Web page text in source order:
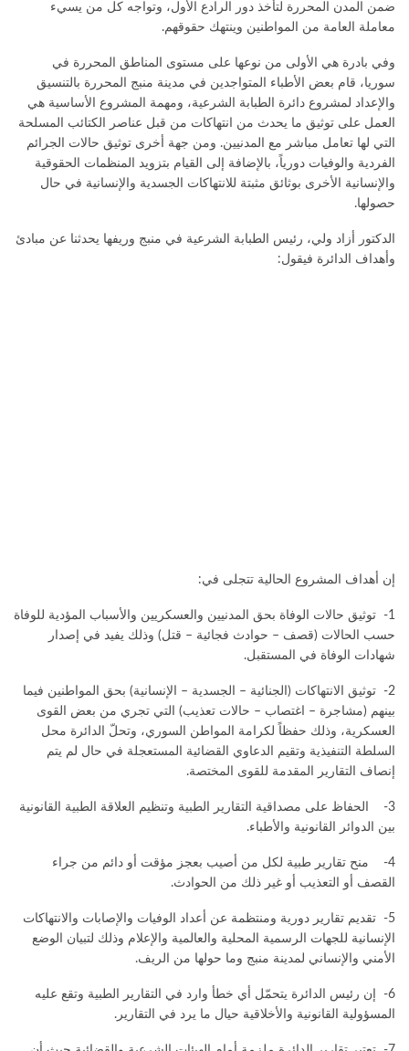
ضمن المدن المحررة لتأخذ دور الرادع الأول، وتواجه كل من يسيء
معاملة العامة من المواطنين وينتهك حقوقهم.
وفي بادرة هي الأولى من نوعها على مستوى المناطق المحررة في
سوريا، قام بعض الأطباء المتواجدين في مدينة منبج المحررة بالتنسيق
والإعداد لمشروع دائرة الطبابة الشرعية، ومهمة المشروع الأساسية هي
العمل على توثيق ما يحدث من انتهاكات من قبل عناصر الكتائب المسلحة
التي لها تعامل مباشر مع المدنيين. ومن جهة أخرى توثيق حالات الجرائم
الفردية والوفيات دورياً، بالإضافة إلى القيام بتزويد المنظمات الحقوقية
والإنسانية الأخرى بوثائق مثبتة للانتهاكات الجسدية والإنسانية في حال
حصولها.
الدكتور أزاد ولي، رئيس الطبابة الشرعية في منبج وريفها يحدثنا عن مبادئ
وأهداف الدائرة فيقول:
إن أهداف المشروع الحالية تتجلى في:
1- توثيق حالات الوفاة بحق المدنيين والعسكريين والأسباب المؤدية للوفاة
حسب الحالات (قصف – حوادث فجائية – قتل) وذلك يفيد في إصدار
شهادات الوفاة في المستقبل.
2- توثيق الانتهاكات (الجنائية – الجسدية – الإنسانية) بحق المواطنين فيما
بينهم (مشاجرة – اغتصاب – حالات تعذيب) التي تجري من بعض القوى
العسكرية، وذلك حفظاً لكرامة المواطن السوري، وتحلّ الدائرة محل
السلطة التنفيذية وتقيم الدعاوي القضائية المستعجلة في حال لم يتم
إنصاف التقارير المقدمة للقوى المختصة.
3- الحفاظ على مصداقية التقارير الطبية وتنظيم العلاقة الطبية القانونية
بين الدوائر القانونية والأطباء.
4- منح تقارير طبية لكل من أصيب بعجز مؤقت أو دائم من جراء
القصف أو التعذيب أو غير ذلك من الحوادث.
5- تقديم تقارير دورية ومنتظمة عن أعداد الوفيات والإصابات والانتهاكات
الإنسانية للجهات الرسمية المحلية والعالمية والإعلام وذلك لتبيان الوضع
الأمني والإنساني لمدينة منبج وما حولها من الريف.
6- إن رئيس الدائرة يتحمّل أي خطأ وارد في التقارير الطبية وتقع عليه
المسؤولية القانونية والأخلاقية حيال ما يرد في التقارير.